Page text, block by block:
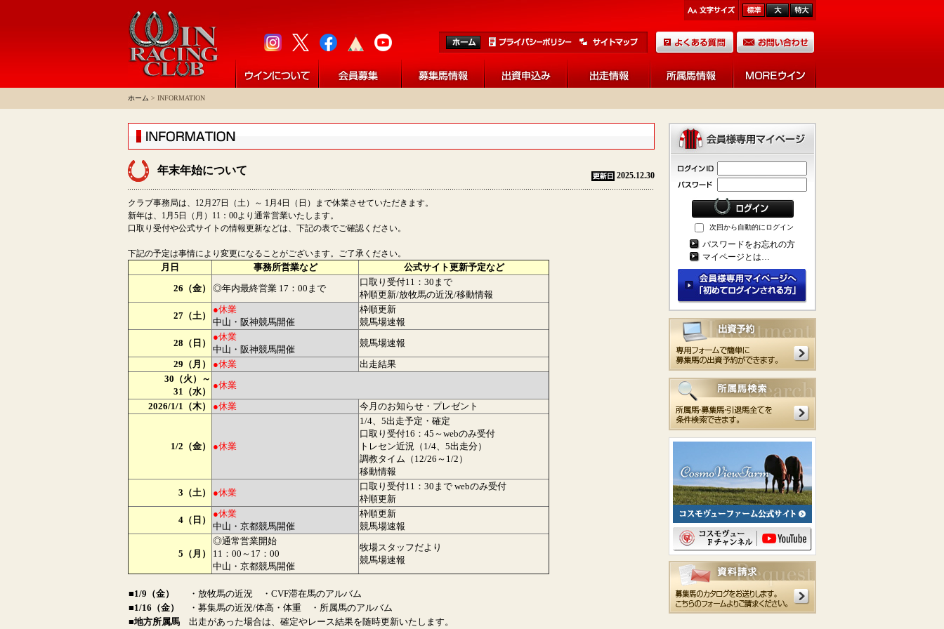
ホーム > INFORMATION
年末年始について 2025.12.30
クラブ事務局は、12月27日（土）～ 1月4日（日）まで休業させていただきます。
新年は、1月5日（月）11：00より通常営業いたします。
口取り受付や公式サイトの情報更新などは、下記の表でご確認ください。
下記の予定は事情により変更になることがございます。ご了承ください。
月日 事務所営業など
公式サイト更新予定など
26（金）
◎年内最終営業 17：00まで
口取り受付11：30まで
枠順更新/放牧馬の近況/移動情報
27（土）
●休業
中山・阪神競馬開催
枠順更新
競馬場速報
28（日）
●休業
中山・阪神競馬開催
競馬場速報
29（月）
●休業
出走結果
30（火）～
31（水）
●休業
2026/1/1（木）
●休業 今月のお知らせ・プレゼント
1/2（金） ●休業
1/4、5出走予定・確定
口取り受付16：45～webのみ受付
トレセン近況（1/4、5出走分）
調教タイム（12/26～1/2）
移動情報
3（土）
●休業
口取り受付11：30まで webのみ受付
枠順更新
4（日）
●休業
中山・京都競馬開催
枠順更新
競馬場速報
5（月）
◎通常営業開始
11：00～17：00
中山・京都競馬開催
牧場スタッフだより
競馬場速報
■1/9（金）
・放牧馬の近況 ・CVF滞在馬のアルバム
■1/16（金）
・募集馬の近況/体高・体重 ・所属馬のアルバム
■地方所属馬
出走があった場合は、確定やレース結果を随時更新いたします。
次回から自動的にログイン
パスワードをお忘れの方
マイページとは…